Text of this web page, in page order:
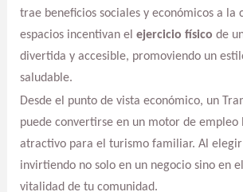
trae beneficios sociales y económicos a la
espacios incentivan el ejercicio físico de
divertida y accesible, promoviendo un
saludable.
Desde el punto de vista económico, un
puede convertirse en un motor de empleo
atractivo para el turismo familiar. Al
invirtiendo no solo en un negocio sino en
vitalidad de tu comunidad.